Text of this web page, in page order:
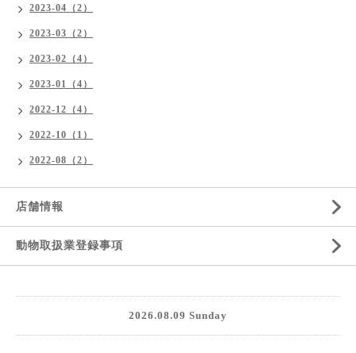
2023-04（2）
2023-03（2）
2023-02（4）
2023-01（4）
2022-12（4）
2022-10（1）
2022-08（2）
店舗情報
動物取扱業登録事項
2026.08.09 Sunday